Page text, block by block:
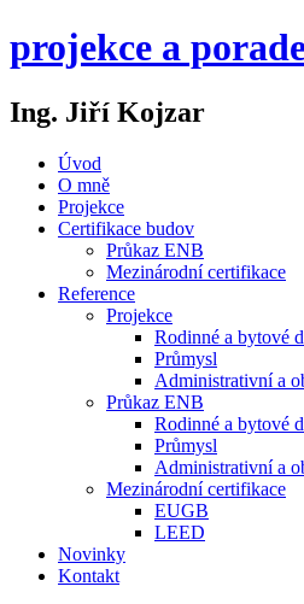
projekce a
Ing. Jiří Kojzar
Úvod
O mně
Projekce
Certifikace budov
Průkaz ENB
Mezinárodní certifikace
Reference
Projekce
Rodinné a bytové
Průmysl
Administrativní a
Průkaz ENB
Rodinné a bytové
Průmysl
Administrativní a
Mezinárodní certifikace
EUGB
LEED
Novinky
Kontakt